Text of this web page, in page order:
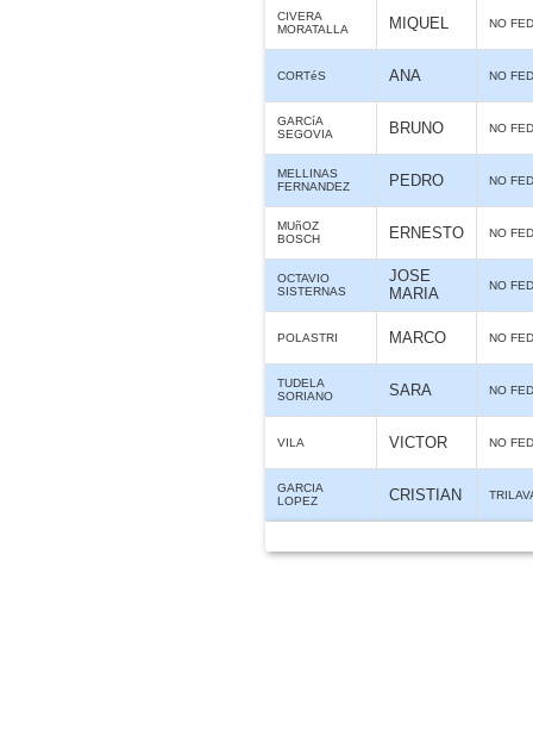
CIVERA
MORATALLA
MIQUEL NO
CORTéS ANA NO
GARCíA
SEGOVIA
BRUNO NO
MELLINAS
FERNANDEZ
PEDRO NO
MUñOZ
BOSCH
ERNESTO NO
OCTAVIO
SISTERNAS
JOSE
MARIA
NO
POLASTRI MARCO NO
TUDELA
SORIANO
SARA NO
VILA VICTOR NO
GARCIA
LOPEZ
CRISTIAN